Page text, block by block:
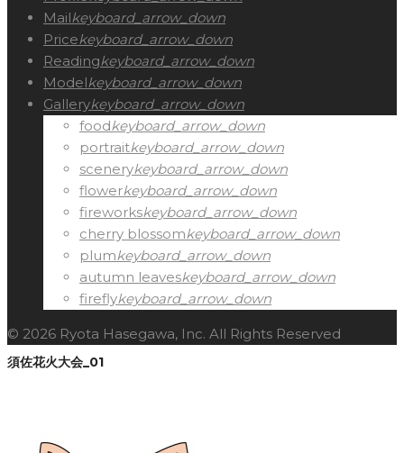
Mailkeyboard_arrow_down
Pricekeyboard_arrow_down
Readingkeyboard_arrow_down
Modelkeyboard_arrow_down
Gallerykeyboard_arrow_down
foodkeyboard_arrow_down
portraitkeyboard_arrow_down
scenerykeyboard_arrow_down
flowerkeyboard_arrow_down
fireworkskeyboard_arrow_down
cherry blossomkeyboard_arrow_down
plumkeyboard_arrow_down
autumn leaveskeyboard_arrow_down
fireflykeyboard_arrow_down
© 2026 Ryota Hasegawa, Inc. All Rights Reserved
須佐花火大会_01